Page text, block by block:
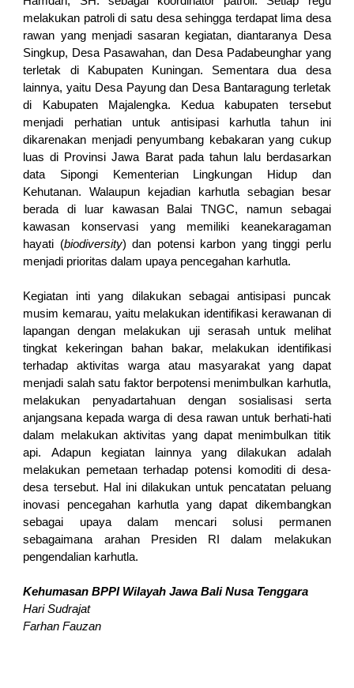
melakukan patroli di satu desa sehingga terdapat lima desa
rawan yang menjadi sasaran kegiatan, diantaranya Desa
Singkup, Desa Pasawahan, dan Desa Padabeunghar yang
terletak di Kabupaten Kuningan. Sementara dua desa
lainnya, yaitu Desa Payung dan Desa Bantaragung terletak
di Kabupaten Majalengka. Kedua kabupaten tersebut
menjadi perhatian untuk antisipasi karhutla tahun ini
dikarenakan menjadi penyumbang kebakaran yang cukup
luas di Provinsi Jawa Barat pada tahun lalu berdasarkan
data Sipongi Kementerian Lingkungan Hidup dan
Kehutanan. Walaupun kejadian karhutla sebagian besar
berada di luar kawasan Balai TNGC, namun sebagai
kawasan konservasi yang memiliki keanekaragaman
hayati (biodiversity) dan potensi karbon yang tinggi perlu
menjadi prioritas dalam upaya pencegahan karhutla.
Kegiatan inti yang dilakukan sebagai antisipasi puncak
musim kemarau, yaitu melakukan identifikasi kerawanan di
lapangan dengan melakukan uji serasah untuk melihat
tingkat kekeringan bahan bakar, melakukan identifikasi
terhadap aktivitas warga atau masyarakat yang dapat
menjadi salah satu faktor berpotensi menimbulkan karhutla,
melakukan penyadartahuan dengan sosialisasi serta
anjangsana kepada warga di desa rawan untuk berhati-hati
dalam melakukan aktivitas yang dapat menimbulkan titik
api. Adapun kegiatan lainnya yang dilakukan adalah
melakukan pemetaan terhadap potensi komoditi di desa-
desa tersebut. Hal ini dilakukan untuk pencatatan peluang
inovasi pencegahan karhutla yang dapat dikembangkan
sebagai upaya dalam mencari solusi permanen
sebagaimana arahan Presiden RI dalam melakukan
pengendalian karhutla.
Kehumasan BPPI Wilayah Jawa Bali Nusa Tenggara
Hari Sudrajat
Farhan Fauzan